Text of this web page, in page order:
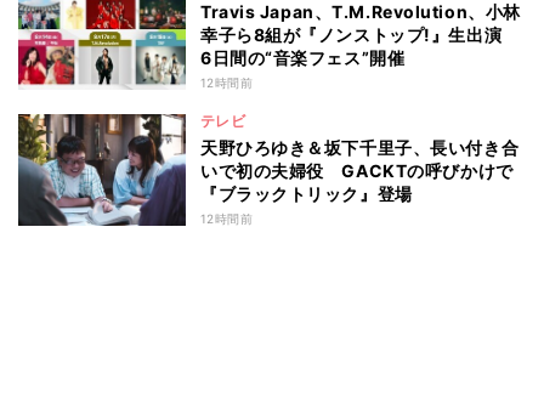
Travis Japan、T.M.Revolution、小林
幸子ら8組が『ノンストップ!』生出演
6日間の“音楽フェス”開催
12時間前
テレビ
天野ひろゆき＆坂下千里子、長い付き合
いで初の夫婦役 GACKTの呼びかけで
『ブラックトリック』登場
12時間前